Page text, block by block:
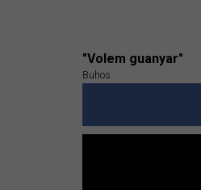
"Volem guanyar"
Buhos